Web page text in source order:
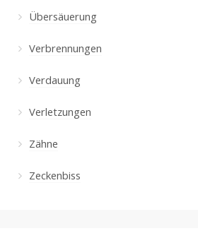
Übersäuerung
Verbrennungen
Verdauung
Verletzungen
Zähne
Zeckenbiss